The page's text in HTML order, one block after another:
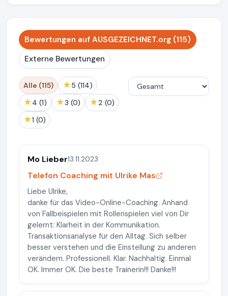
Bewertungen auf AUSGEZEICHNET.org (115)
Externe Bewertungen
Alle (115) ★ 5 (114)
★ 4 (1) ★ 3 (0) ★ 2 (0)
★ 1 (0)
Mo Lieber13.11.2023
Telefon Coaching mit Ulrike Mas
Liebe Ulrike,
danke für das Video-Online-Coaching. Anhand
von Fallbeispielen mit Rollenspielen viel von Dir
gelernt: Klarheit in der Kommunikation.
Transaktionsanalyse für den Alltag. Sich selber
besser verstehen und die Einstellung zu anderen
verändern. Professionell. Klar. Nachhaltig. Einmal
OK. Immer OK. Die beste Trainerin!!! Danke!!!